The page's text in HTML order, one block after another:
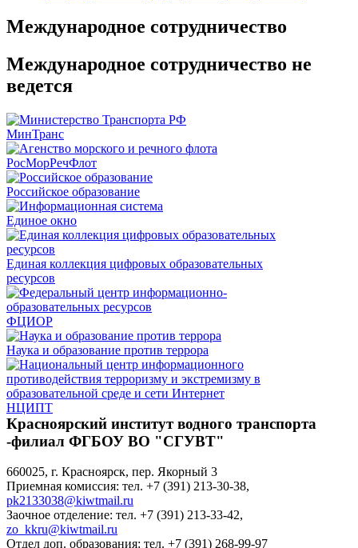
Международное сотрудничество
Международное сотрудничество не
ведется
МинТранс
РосМорРечФлот
Российское образование
Единое окно
Единая коллекция цифровых образовательных
ресурсов
ФЦИОР
Наука и образование против террора
НЦИПТ
Красноярский институт водного транспорта
-филиал ФГБОУ ВО "СГУВТ"
660025, г. Красноярск, пер. Якорный 3
Приемная комиссия: тел. +7 (391) 213-30-38,
pk2133038@kiwtmail.ru
Заочное отделение: тел. +7 (391) 213-33-42,
zo_kkru@kiwtmail.ru
Отдел доп. образования: тел. +7 (391) 268-99-97